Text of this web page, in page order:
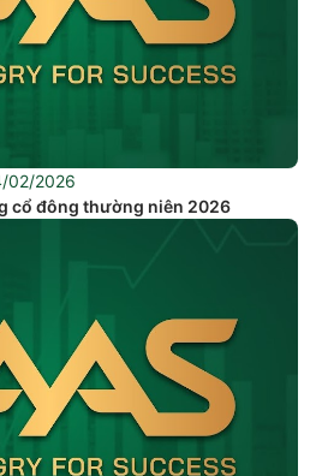
02/2026
cổ đông thường niên 2026